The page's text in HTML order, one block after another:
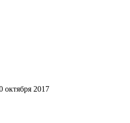
октября 2017